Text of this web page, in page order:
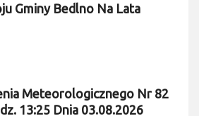
Gminy Bedlno Na Lata
Meteorologicznego Nr 82
13:25 Dnia 03.08.2026